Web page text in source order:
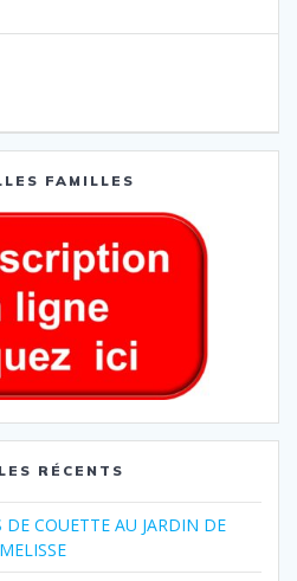
FAMILLES
RÉCENTS
DE COUETTE AU JARDIN DE
MELISSE